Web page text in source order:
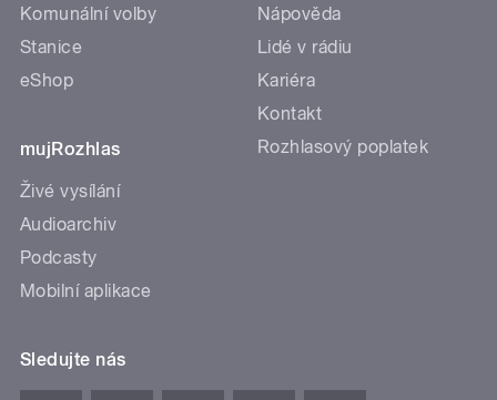
Komunální volby
Stanice
eShop
mujRozhlas
Živé vysílání
Audioarchiv
Podcasty
Mobilní aplikace
Nápověda
Lidé v rádiu
Kariéra
Kontakt
Rozhlasový poplatek
Sledujte nás